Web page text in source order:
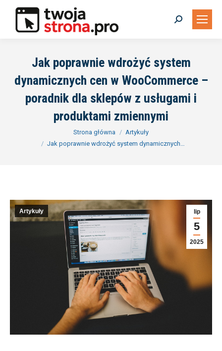
Szukaj:
Jak poprawnie wdrożyć system
dynamicznych cen w WooCommerce –
poradnik dla sklepów z usługami i
produktami zmiennymi
Strona główna
Artykuły
Jak poprawnie wdrożyć system dynamicznych…
lip
5
2025
Artykuły